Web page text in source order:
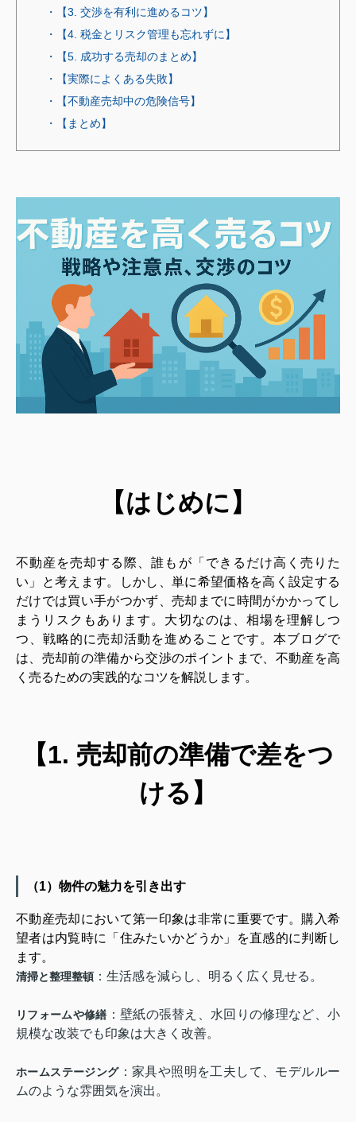
・【3. 交渉を有利に進めるコツ】
・【4. 税金とリスク管理も忘れずに】
・【5. 成功する売却のまとめ】
・【実際によくある失敗】
・【不動産売却中の危険信号】
・【まとめ】
【はじめに】
不動産を売却する際、誰もが「できるだけ高く売りた
い」と考えます。しかし、単に希望価格を高く設定する
だけでは買い手がつかず、売却までに時間がかかってし
まうリスクもあります。大切なのは、相場を理解しつ
つ、戦略的に売却活動を進めることです。本ブログで
は、売却前の準備から交渉のポイントまで、不動産を高
く売るための実践的なコツを解説します。
【1. 売却前の準備で差をつ
ける】
（1）物件の魅力を引き出す
不動産売却において第一印象は非常に重要です。購入希
望者は内覧時に「住みたいかどうか」を直感的に判断し
ます。
清掃と整理整頓 ：生活感を減らし、明るく広く見せる。
リフォームや修繕 ：壁紙の張替え、水回りの修理など、小
規模な改装でも印象は大きく改善。
ホームステージング：家具や照明を工夫して、モデルルー
ムのような雰囲気を演出。